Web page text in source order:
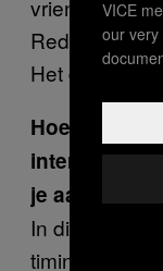
vrienden
Reddit om er
Het duurde
Hoe is het
internet
je aan de
In dit geval
timing van de
VICE
our very